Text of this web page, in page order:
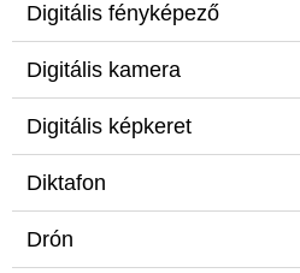
Digitális fényképező
Digitális kamera
Digitális képkeret
Diktafon
Drón